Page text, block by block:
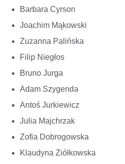
Barbara Cyrson
Joachim Mąkowski
Zuzanna Palińska
Filip Niegłos
Bruno Jurga
Adam Szygenda
Antoś Jurkiewicz
Julia Majchrzak
Zofia Dobrogowska
Klaudyna Ziółkowska